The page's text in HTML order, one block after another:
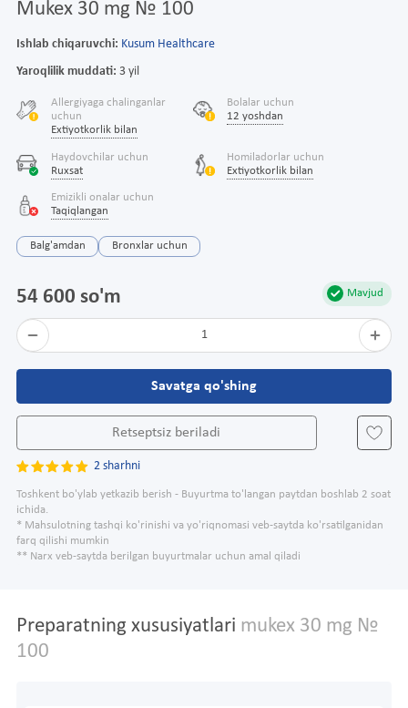
Mukex 30 mg № 100
Ishlab chiqaruvchi: Kusum Healthcare
Yaroqlilik muddati: 3 yil
Allergiyaga chalinganlar
uchun
Extiyotkorlik bilan
Bolalar uchun
12 yoshdan
Haydovchilar uchun
Ruxsat
Homiladorlar uchun
Extiyotkorlik bilan
Emizikli onalar uchun
Taqiqlangan
Balg'amdan Bronxlar uchun
Mavjud
54 600 so'm
1
Savatga qo'shing
Retseptsiz beriladi
2 sharhni
Toshkent bo'ylab yetkazib berish - Buyurtma to'langan paytdan boshlab 2 soat
ichida.
* Mahsulotning tashqi ko'rinishi va yo'riqnomasi veb-saytda ko'rsatilganidan
farq qilishi mumkin
** Narx veb-saytda berilgan buyurtmalar uchun amal qiladi
Preparatning xususiyatlari mukex 30 mg №
100